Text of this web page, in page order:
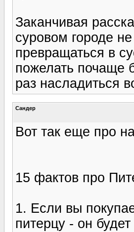
Заканчивая
суровом городе
превращаться в
пожелать почаще
раз насладиться
Сандер
Вот так еще про
15 фактов про
1. Если вы
питерцу - он